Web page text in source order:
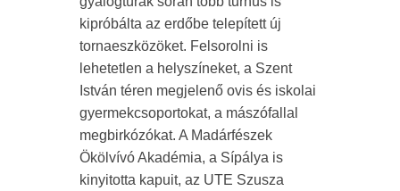
kipróbálta az erdőbe telepített új
tornaeszközöket. Felsorolni is
lehetetlen a helyszíneket, a Szent
István téren megjelenő ovis és iskolai
gyermekcsoportokat, a mászófallal
megbirkózókat. A Madárfészek
Ökölvívó Akadémia, a Sípálya is
kinyitotta kapuit, az UTE Szusza